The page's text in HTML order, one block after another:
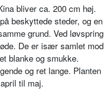
bliver ca. 200 cm høj.
beskyttede steder, og en
grund. Ved løvspring
De er især samlet mod
blanke og smukke.
og ret lange. Planten
til maj.